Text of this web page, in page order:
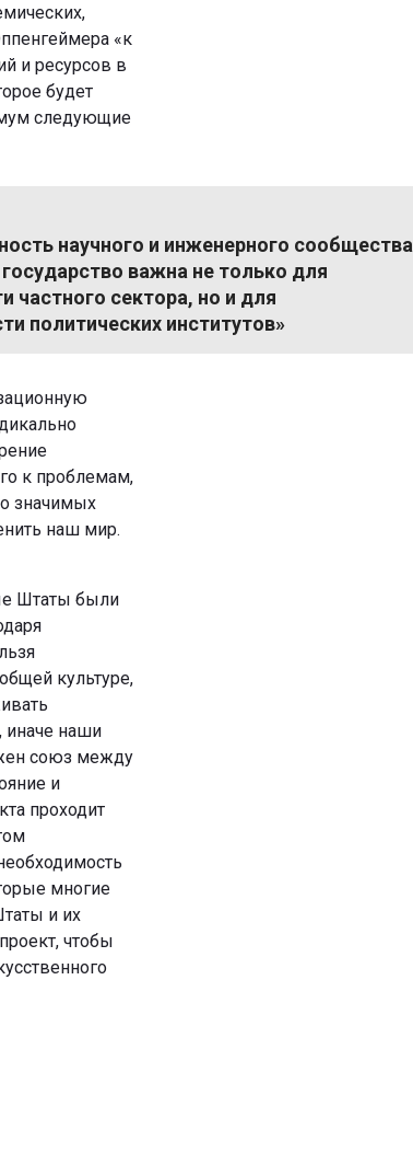
«к
и ресурсов в
будет
следующие
научного и инженерного сообщества
важна не только для
частного сектора, но и для
политических институтов»
к проблемам,
значимых
наш мир.
Штаты были
культуре,
наши
союз между
и
проходит
многие
и их
чтобы